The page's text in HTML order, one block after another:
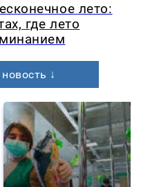
лето:
где лето
↓